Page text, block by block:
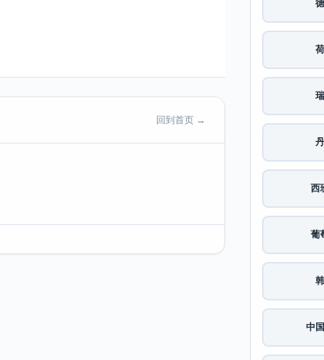
回到首页 →
西
葡
中